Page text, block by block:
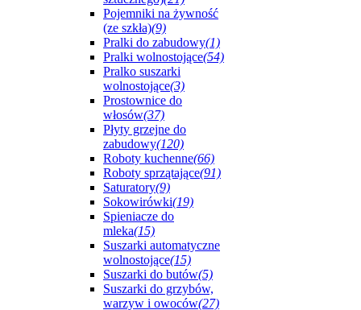
Pojemniki na żywność
(ze szkła)(9)
Pralki do zabudowy(1)
Pralki wolnostojące(54)
Pralko suszarki
wolnostojące(3)
Prostownice do
włosów(37)
Płyty grzejne do
zabudowy(120)
Roboty kuchenne(66)
Roboty sprzątające(91)
Saturatory(9)
Sokowirówki(19)
Spieniacze do
mleka(15)
Suszarki automatyczne
wolnostojące(15)
Suszarki do butów(5)
Suszarki do grzybów,
warzyw i owoców(27)